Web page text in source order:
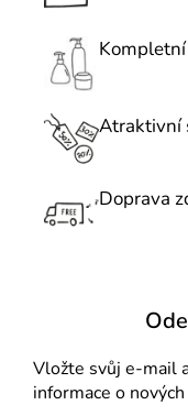
Atraktivní
Doprava
Vložte svůj e-mail
informace o